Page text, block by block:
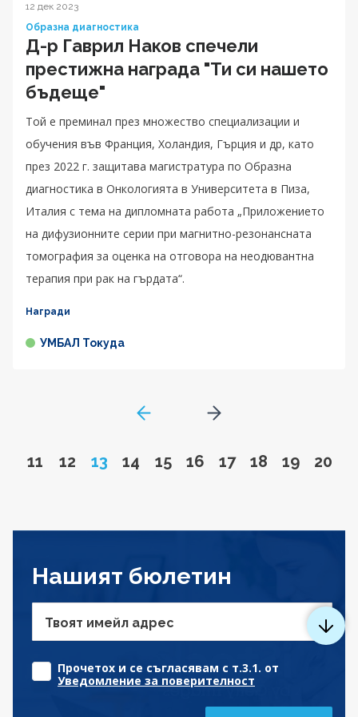
12 дек 2023
Образна диагностика
Д-р Гаврил Наков спечели
престижна награда "Ти си нашето
бъдеще"
Той е преминал през множество специализации и
обучения във Франция, Холандия, Гърция и др, като
през 2022 г. защитава магистратура по Образна
диагностика в Онкологията в Университета в Пиза,
Италия с тема на дипломната работа „Приложението
на дифузионните серии при магнитно-резонансната
томография за оценка на отговора на неодювантна
терапия при рак на гърдата“.
Награди
УМБАЛ Токуда
GoToPreviousPage
Go to page
11 Go to page
12 Page
13 Go to page
14 Go to page
15 Go to page
16 Go to page
17 Go to page
18 Go to
19 Go
20
Go to next page
Нашият бюлетин
Твоят имейл адрес
Прочетох и се съгласявам с т.3.1. от
Уведомление за поверителност